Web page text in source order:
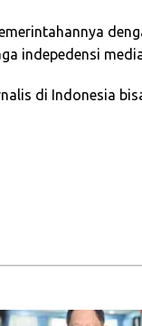
indepedensi
di Indonesia